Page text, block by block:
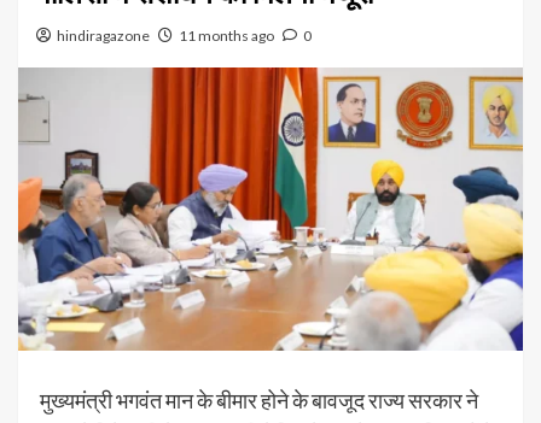
hindiragazone 11 months ago 0
मुख्यमंत्री भगवंत मान के बीमार होने के बावजूद राज्य सरकार ने